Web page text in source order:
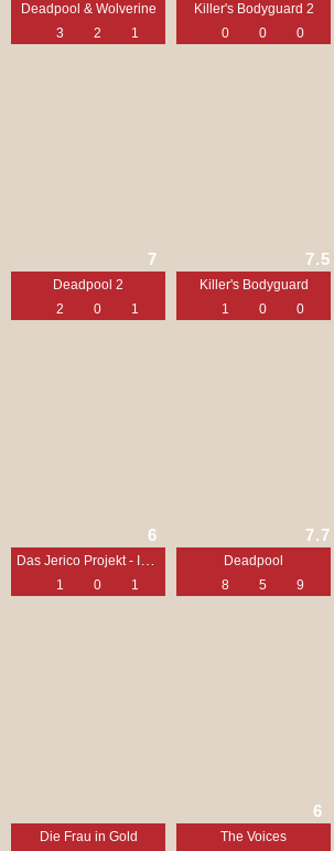
Deadpool & Wolverine
3 2 1
Killer's Bodyguard 2
0
0 0
Deadpool 2
7
2 0 1
Killer's Bodyguard
7.5
1 0 0
6
1 0 1
Deadpool
7.7
8 5 9
Die Frau in Gold
The Voices
6